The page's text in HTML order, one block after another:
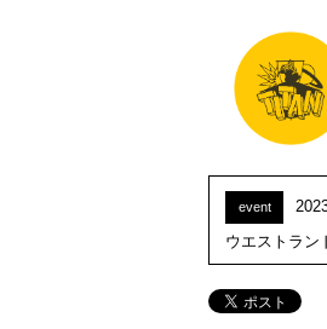
event
ウエストラン